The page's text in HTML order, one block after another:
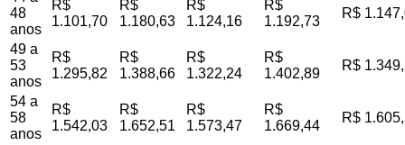
48
anos
R$
1.101,70
R$
1.180,63
R$
1.124,16
R$
1.192,73
R$
49 a
53
anos
R$
1.295,82
R$
1.388,66
R$
1.322,24
R$
1.402,89
R$
54 a
58
anos
R$
1.542,03
R$
1.652,51
R$
1.573,47
R$
1.669,44
R$